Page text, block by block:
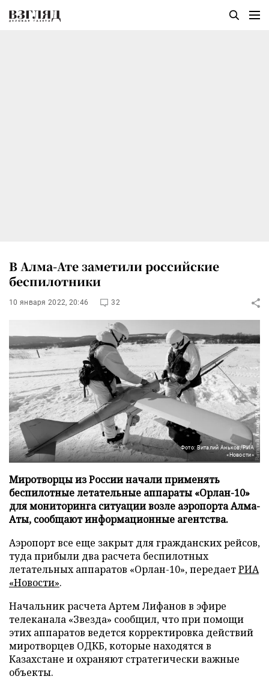
В Алма-Ате заметили российские
беспилотники
10 января 2022, 20:46 32
Фото: Виталий Аньков/РИА
«Новости»
Миротворцы из России начали применять
беспилотные летательные аппараты «Орлан-10»
для мониторинга ситуации возле аэропорта Алма-
Аты, сообщают информационные агентства.
Аэропорт все еще закрыт для гражданских рейсов,
туда прибыли два расчета беспилотных
летательных аппаратов «Орлан-10», передаетРИА
«Новости».
Начальник расчета Артем Лифанов в эфире
телеканала «Звезда» сообщил, что при помощи
этих аппаратов ведется корректировка действий
миротворцев ОДКБ, которые находятся в
Казахстане и охраняют стратегически важные
объекты.